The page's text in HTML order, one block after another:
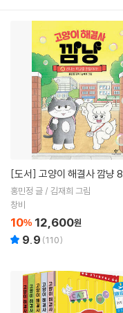
[도서] 고양이 해결사 깜냥 8
홍민정 글 / 김재희 그림
창비
10% 12,600원
9.9 (110)